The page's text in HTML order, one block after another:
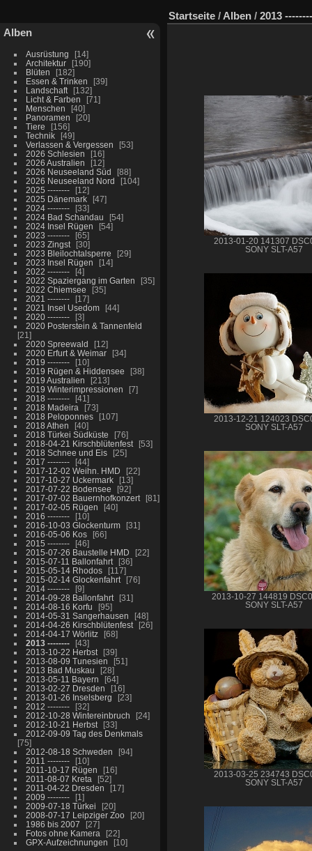
Alben
Ausrüstung
14
Architektur
190
Blüten
182
Essen & Trinken
39
Landschaft
132
Licht & Farben
71
Menschen
40
Panoramen
20
Tiere
156
Technik
49
Verlassen & Vergessen
53
2026 Schlesien
16
2026 Australien
12
2026 Neuseeland Süd
88
2026 Neuseeland Nord
104
2025 --------
12
2025 Dänemark
47
2024 --------
33
2024 Bad Schandau
54
2024 Insel Rügen
54
2023 --------
65
2023 Zingst
30
2023 Bleilochtalsperre
29
2023 Insel Rügen
14
2022 --------
4
2022 Spaziergang im Garten
35
2022 Chiemsee
35
2021 --------
17
2021 Insel Usedom
44
2020 --------
3
2020 Posterstein & Tannenfeld
21
2020 Spreewald
12
2020 Erfurt & Weimar
34
2019 --------
10
2019 Rügen & Hiddensee
38
2019 Australien
213
2019 Winterimpressionen
7
2018 --------
41
2018 Madeira
73
2018 Peloponnes
107
2018 Athen
40
2018 Türkei Südküste
76
2018-04-21 Kirschblütenfest
53
2018 Schnee und Eis
25
2017 --------
44
2017-12-02 Weihn. HMD
22
2017-10-27 Uckermark
13
2017-07-22 Bodensee
92
2017-07-02 Bauernhofkonzert
81
2017-02-05 Rügen
40
2016 --------
10
2016-10-03 Glockenturm
31
2016-05-06 Kos
66
2015 --------
46
2015-07-26 Baustelle HMD
22
2015-07-11 Ballonfahrt
36
2015-05-14 Rhodos
117
2015-02-14 Glockenfahrt
76
2014 --------
9
2014-09-28 Ballonfahrt
31
2014-08-16 Korfu
95
2014-05-31 Sangerhausen
48
2014-04-26 Kirschblütenfest
26
2014-04-17 Wörlitz
68
2013 --------
43
2013-10-22 Herbst
39
2013-08-09 Tunesien
51
2013 Bad Muskau
28
2013-05-11 Bayern
64
2013-02-27 Dresden
16
2013-01-26 Inselsberg
23
2012 --------
32
2012-10-28 Wintereinbruch
24
2012-10-21 Herbst
33
2012-09-09 Tag des Denkmals
75
2012-08-18 Schweden
94
2011 --------
10
2011-10-17 Rügen
16
2011-08-07 Kreta
52
2011-04-22 Dresden
17
2009 --------
1
2009-07-18 Türkei
20
2008-07-17 Leipziger Zoo
20
1986 bis 2007
27
Fotos ohne Kamera
22
GPX-Aufzeichnungen
10
Startseite / Alben / 2013 --------
2013-01-20 141307
SONY SLT-A57
2013-12-21 124023
SONY SLT-A57
2013-10-27 144819
SONY SLT-A57
2013-03-25 234743
SONY SLT-A57